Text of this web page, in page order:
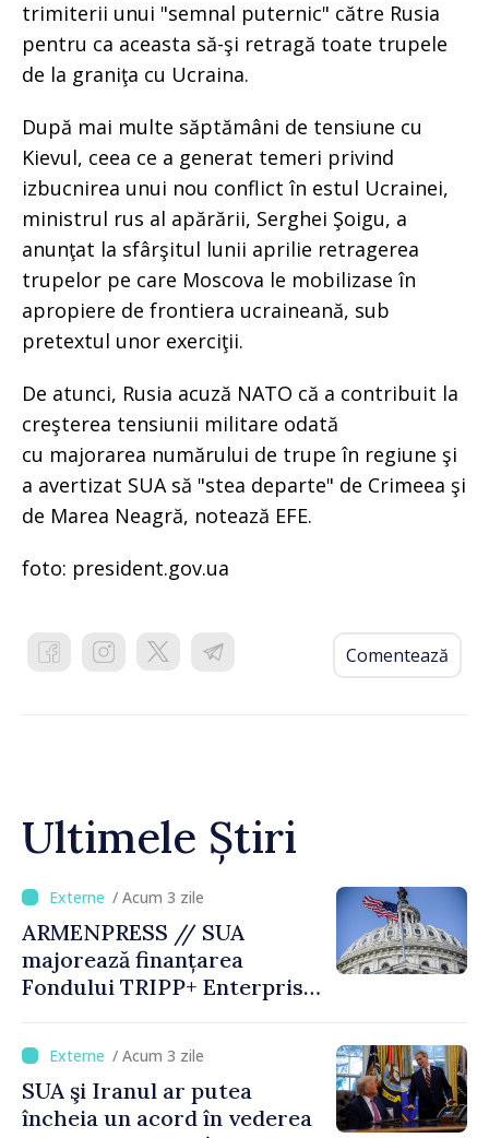
trimiterii unui "semnal puternic" către Rusia
pentru ca aceasta să-şi retragă toate trupele
de la graniţa cu Ucraina.
După mai multe săptămâni de tensiune cu
Kievul, ceea ce a generat temeri privind
izbucnirea unui nou conflict în estul Ucrainei,
ministrul rus al apărării, Serghei Şoigu, a
anunţat la sfârşitul lunii aprilie retragerea
trupelor pe care Moscova le mobilizase în
apropiere de frontiera ucraineană, sub
pretextul unor exerciţii.
De atunci, Rusia acuză NATO că a contribuit la
creşterea tensiunii militare odată
cu majorarea numărului de trupe în regiune şi
a avertizat SUA să "stea departe" de Crimeea şi
de Marea Neagră, notează EFE.
foto: president.gov.ua
Comentează
Ultimele Știri
/ Acum 3 zile
ARMENPRESS // SUA
majorează finanțarea
Fondului TRIPP+ Enterprise
milioane de dolari
/ Acum 3 zile
SUA şi Iranul ar putea
încheia un acord în vederea